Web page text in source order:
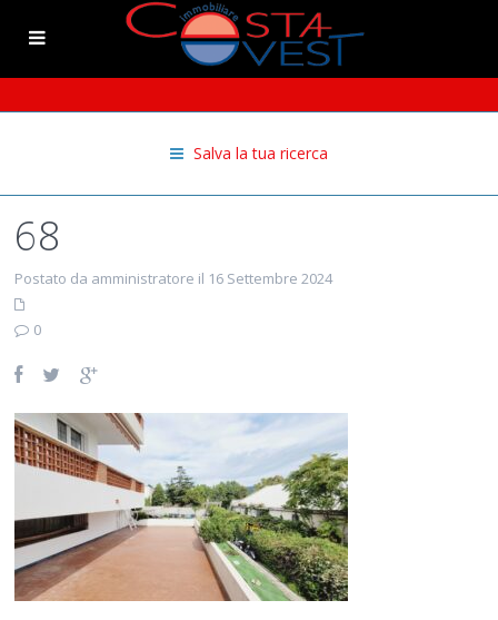
Salva la tua ricerca
68
Postato da amministratore il 16 Settembre 2024
0